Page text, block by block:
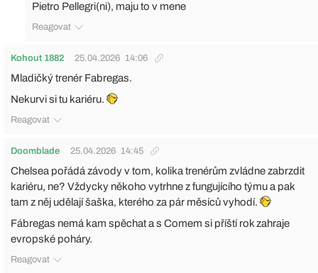
Pietro Pellegri(ni), maju to v mene
Reagovat
Kohout 1882 25.04.2026 14:06
Mladičký trenér Fabregas.
Nekurvi si tu kariéru.
Reagovat
Doomblade 25.04.2026 14:45
Chelsea pořádá závody v tom, kolika trenérům zvládne zabrzdit
kariéru, ne? Vždycky někoho vytrhne z fungujícího týmu a pak
tam z něj udělají šaška, kterého za pár měsíců vyhodí.
Fábregas nemá kam spěchat a s Comem si příští rok zahraje
evropské poháry.
Reagovat